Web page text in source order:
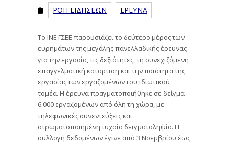
ΡΟΗ ΕΙΔΗΣΕΩΝ ΕΡΕΥΝΑ
Το ΙΝΕ ΓΣΕΕ παρουσιάζει το δεύτερο μέρος των
ευρημάτων της μεγάλης πανελλαδικής έρευνας
για την εργασία, τις δεξιότητες, τη συνεχιζόμενη
επαγγελματική κατάρτιση και την ποιότητα της
εργασίας των εργαζομένων του ιδιωτικού
τομέα. Η έρευνα πραγματοποιήθηκε σε δείγμα
6.000 εργαζομένων από όλη τη χώρα, με
τηλεφωνικές συνεντεύξεις και
στρωματοποιημένη τυχαία δειγματοληψία. Η
συλλογή δεδομένων έγινε από 3 Νοεμβρίου έως